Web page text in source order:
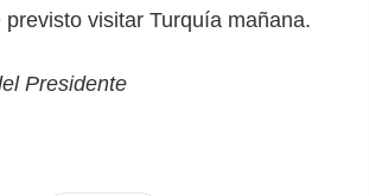
previsto visitar Turquía mañana.
Presidente